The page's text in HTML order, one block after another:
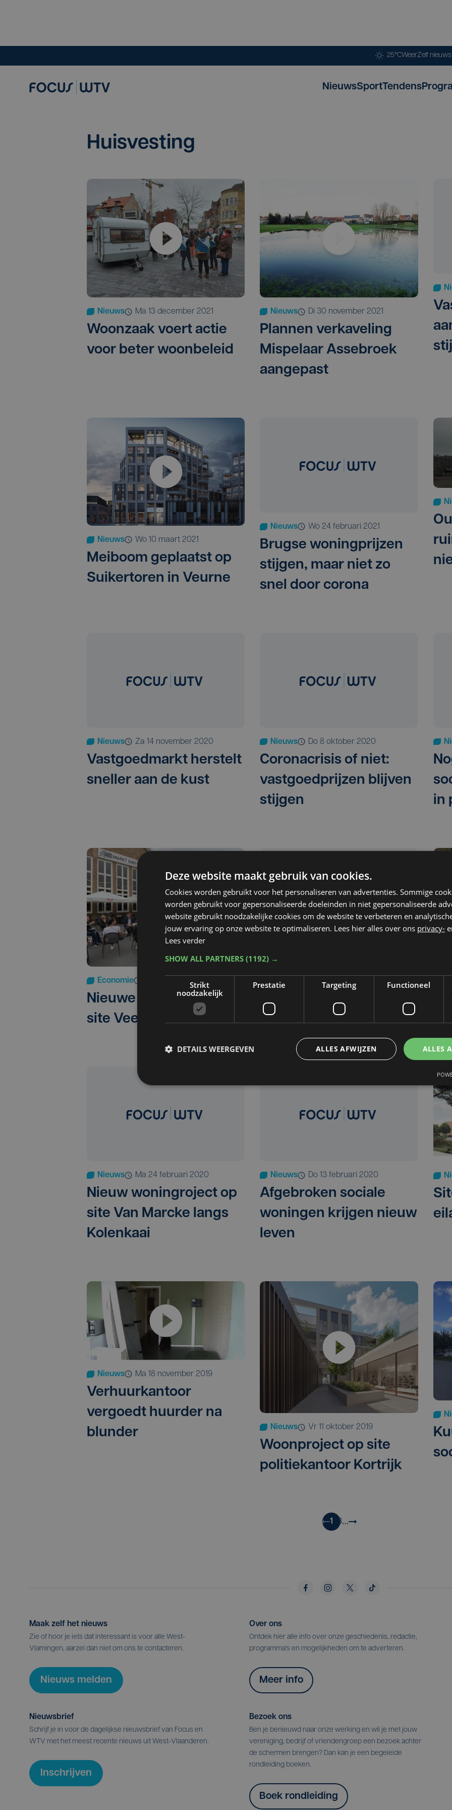
25°CWeerZelf
NieuwsSportTendens
Huisvesting
Nieuws ma 13 december 2021
Woonzaak voert actie
voor beter woonbeleid
Nieuws di 30 november 2021
Plannen verkaveling
Mispelaar Assebroek
aangepast
Nieuws wo 10 maart 2021
Meiboom geplaatst op
Suikertoren in Veurne
Nieuws wo 24 februari 2021
Brugse woningprijzen
stijgen, maar niet zo
snel door corona
Nieuws za 14 november 2020
Vastgoedmarkt herstelt
sneller aan de kust
Nieuws do 8 oktober 2020
Coronacrisis of niet:
vastgoedprijzen blijven
stijgen
in
Economie wo 15 juli 2020
Nieuwe invulling voor
site Veemarkt Brugge
Woonproject
uit de startblokken
Nieuws ma 24 februari 2020
Nieuw woningroject op
site Van Marcke langs
Kolenkaai
Nieuws do 13 februari 2020
Afgebroken sociale
woningen krijgen nieuw
leven
Nieuws ma 18 november 2019
Verhuurkantoor
vergoedt huurder na
blunder
Nieuws vr 11 oktober 2019
Woonproject op site
politiekantoor Kortrijk
1 3…
Maak zelf het nieuws
Zie of hoor je iets dat interessant is voor alle West-
Vlamingen, aarzel dan niet om ons te contacteren.
Nieuws melden
Over ons
Ontdek hier alle info over onze geschiedenis, redactie,
programma's en mogelijkheden om te adverteren.
Meer info
Nieuwsbrief
Schrijf je in voor de dagelijkse nieuwsbrief van Focus en
WTV met het meest recente nieuws uit West-Vlaanderen.
Inschrijven
Bezoek ons
Ben je benieuwd naar onze werking en wil je met jouw
vereniging, bedrijf of vriendengroep een bezoek achter
de schermen brengen? Dan kan je een begeleide
rondleiding boeken.
Boek rondleiding
Deze website maakt gebruik van cookies.
Cookies worden gebruikt voor het personaliseren van advertenties. Sommige
worden gebruikt voor gepersonaliseerde doeleinden in niet gepersonaliseerde
website gebruikt noodzakelijke cookies om de website te verbeteren en
jouw ervaring op onze website te optimaliseren. Lees hier alles over ons privacy-
Lees verder
SHOW ALL PARTNERS (1192) →
Strikt
noodzakelijk
Prestatie Targeting Functioneel
ALLES
ALLES AFWIJZEN
DETAILS WEERGEVEN